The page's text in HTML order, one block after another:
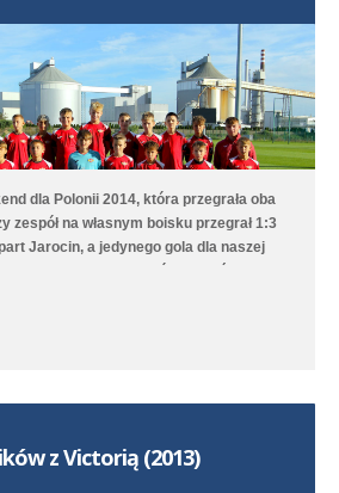
dla Polonii 2014, która przegrała oba
zespół na własnym boisku przegrał 1:3
Jarocin, a jedynego gola dla naszej
przegrał 4:6 z UKS APR
z Victorią (2013)